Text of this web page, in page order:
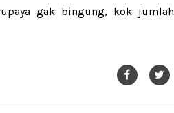
gak bingung, kok jumlah